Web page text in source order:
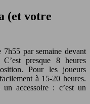
(et votre
7h55 par semaine devant
presque 8 heures
Pour les joueurs
à 15-20 heures.
accessoire : c’est un